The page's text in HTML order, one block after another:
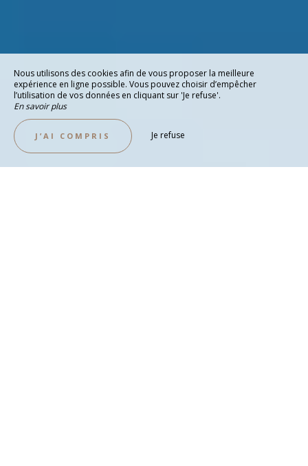
Nous utilisons des cookies afin de vous proposer la meilleure
expérience en ligne possible. Vous pouvez choisir d’empêcher
l’utilisation de vos données en cliquant sur 'Je refuse'.
En savoir plus
J’AI COMPRIS Je refuse